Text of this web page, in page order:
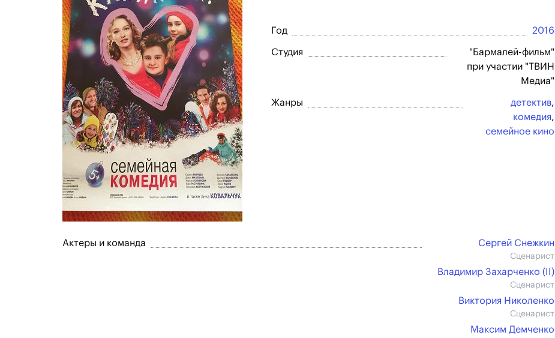
Год 2016
Студия
"Бармалей-фильм"
при участии "ТВИН
Медиа"
Жанры детектив,
комедия,
семейное кино
Актеры и команда Сергей Снежкин
Сценарист
Владимир Захарченко (II)
Сценарист
Виктория Николенко
Сценарист
Максим Демченко